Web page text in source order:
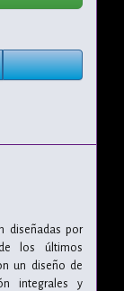
diseñadas por
los últimos
un diseño de
integrales y